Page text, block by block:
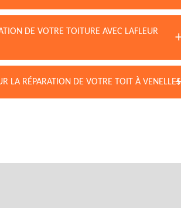
DE VOTRE TOITURE AVEC LAFLEUR
LA RÉPARATION DE VOTRE TOIT À VENELLES